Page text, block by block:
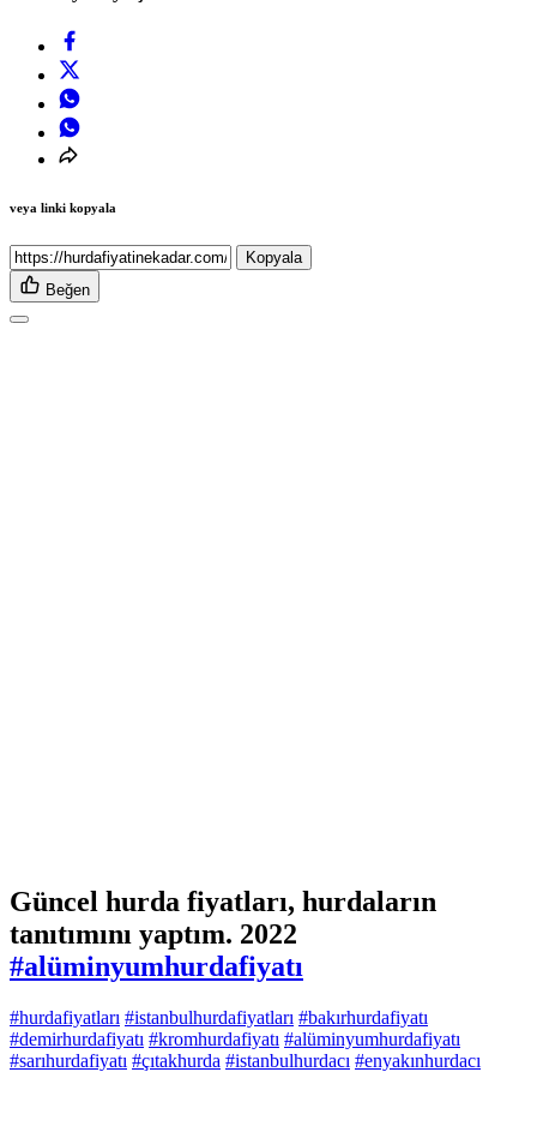
veya linki kopyala
Kopyala
Beğen
Güncel hurda fiyatları, hurdaların
tanıtımını yaptım. 2022
#alüminyumhurdafiyatı
#hurdafiyatları #istanbulhurdafiyatları #bakırhurdafiyatı
#demirhurdafiyatı #kromhurdafiyatı #alüminyumhurdafiyatı
#sarıhurdafiyatı #çıtakhurda #istanbulhurdacı #enyakınhurdacı